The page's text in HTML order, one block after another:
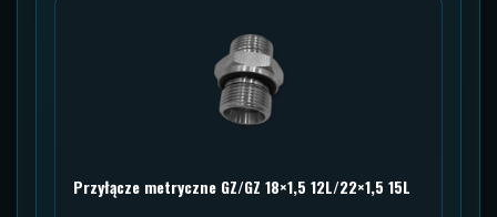
Przyłącze metryczne GZ/GZ 18×1,5 12L/22×1,5 15L